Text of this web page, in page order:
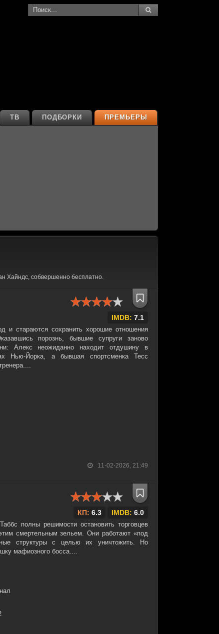
ПРЕМЬЕРЫ
ПОДБОРКИ
ТВ
Хайндс, собвершенно бесплатно.
IMDB: 7.1
11-02-2026, 21:49
и стараются сохранить хорошие отношения
порознь, бывшие супруги заново
Алекс неожиданно находит отдушину в
Нью-Йорка, а бывшая спортсменка Тесс
КП: 6.3 IMDB: 6.0
полны решимости остановить торговцев
смертельным зельем. Они работают «под
структуры с целью их уничтожить. Но
мафиозного босса....